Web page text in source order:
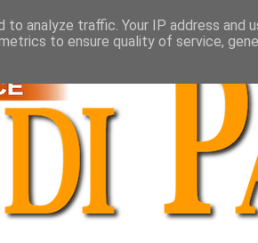
analyze traffic. Your IP address and
to ensure quality of service,